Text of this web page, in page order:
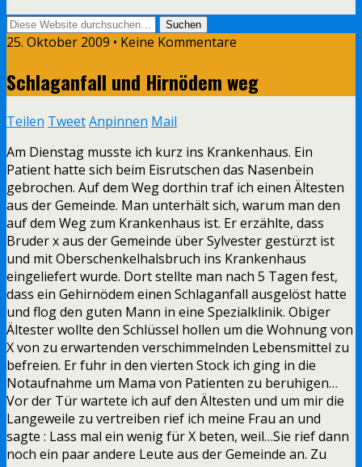
25. Oktober 2009 • Keine Kommentare
Schlaganfall und Hirnödem weg
Teilen TweetAnpinnen Mail
Am Dienstag musste ich kurz ins Krankenhaus. Ein
Patient hatte sich beim Eisrutschen das Nasenbein
gebrochen. Auf dem Weg dorthin traf ich einen Ältesten
aus der Gemeinde. Man unterhält sich, warum man den
auf dem Weg zum Krankenhaus ist. Er erzählte, dass
Bruder x aus der Gemeinde über Sylvester gestürzt ist
und mit Oberschenkelhalsbruch ins Krankenhaus
eingeliefert wurde. Dort stellte man nach 5 Tagen fest,
dass ein Gehirnödem einen Schlaganfall ausgelöst hatte
und flog den guten Mann in eine Spezialklinik. Obiger
Ältester wollte den Schlüssel hollen um die Wohnung von
X von zu erwartenden verschimmelnden Lebensmittel zu
befreien. Er fuhr in den vierten Stock ich ging in die
Notaufnahme um Mama von Patienten zu beruhigen…
Vor der Tür wartete ich auf den Ältesten und um mir die
Langeweile zu vertreiben rief ich meine Frau an und
sagte : Lass mal ein wenig für X beten, weil…Sie rief dann
noch ein paar andere Leute aus der Gemeinde an. Zu